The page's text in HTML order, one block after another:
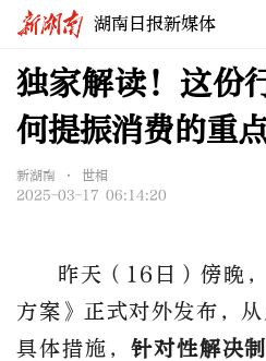
湖南日报新媒体
独家解读！这份
何提振消费的重
新湖南 • 世相
2025-03-17 06:14:20
昨天（16日）傍晚
方案》正式对外发布，
具体措施， 针对性解决